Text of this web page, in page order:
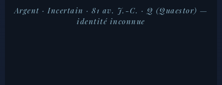
Argent · Incertain · 81 av. J.-C. · Q (Quaestor) —
identité inconnue